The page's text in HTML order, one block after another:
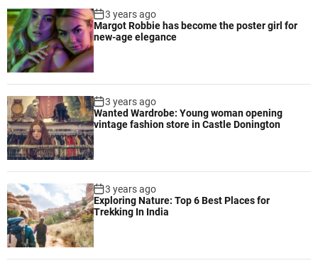
3 years ago
Margot Robbie has become the poster girl for
new-age elegance
3 years ago
Wanted Wardrobe: Young woman opening
vintage fashion store in Castle Donington
3 years ago
Exploring Nature: Top 6 Best Places for
Trekking In India